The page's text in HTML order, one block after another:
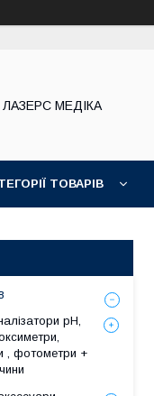
МЕДІКА
ТОВАРІВ
pH,
, фотометри +